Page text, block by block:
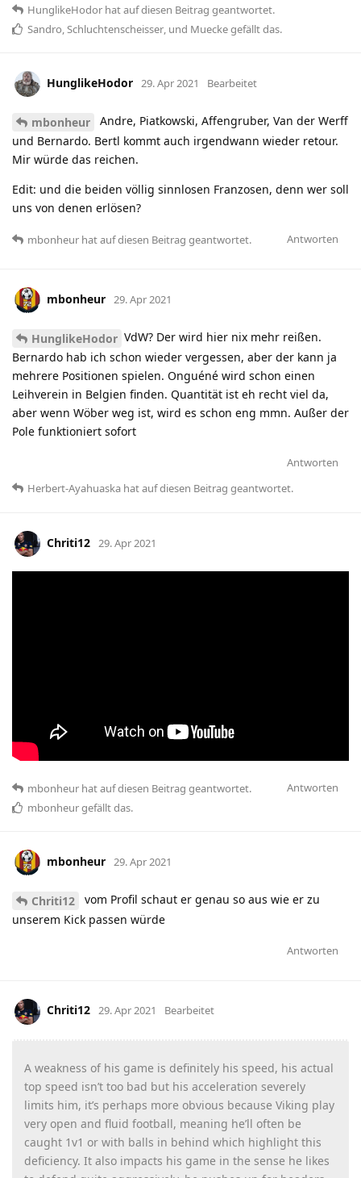
HunglikeHodor hatauf diesen Beitrag geantwortet.
Sandro,Schluchtenscheisser, und Mueckegefällt das.
HunglikeHodor 29. Apr 2021 Bearbeitet
mbonheur
Andre, Piatkowski, Affengruber, Van der Werff
und Bernardo. Bertl kommt auch irgendwann wieder retour.
Mir würde das reichen.
Edit: und die beiden völlig sinnlosen Franzosen, denn wer soll
uns von denen erlösen?
Antworten
mbonheur hatauf diesen Beitrag geantwortet.
mbonheur 29. Apr 2021
HunglikeHodor VdW? Der wird hier nix mehr reißen.
Bernardo hab ich schon wieder vergessen, aber der kann ja
mehrere Positionen spielen. Onguéné wird schon einen
Leihverein in Belgien finden. Quantität ist eh recht viel da,
aber wenn Wöber weg ist, wird es schon eng mmn. Außer der
Pole funktioniert sofort
Antworten
Herbert-Ayahuaska hatauf diesen Beitrag geantwortet.
Chriti12 29. Apr 2021
Antworten
mbonheur hatauf diesen Beitrag geantwortet.
mbonheurgefällt das.
mbonheur 29. Apr 2021
Chriti12
vom Profil schaut er genau so aus wie er zu
unserem Kick passen würde
Antworten
Chriti12 29. Apr 2021 Bearbeitet
A weakness of his game is definitely his speed, his actual
top speed isn’t too bad but his acceleration severely
limits him, it’s perhaps more obvious because Viking play
very open and fluid football, meaning he’ll often be
caught 1v1 or with balls in behind which highlight this
deficiency. It also impacts his game in the sense he likes